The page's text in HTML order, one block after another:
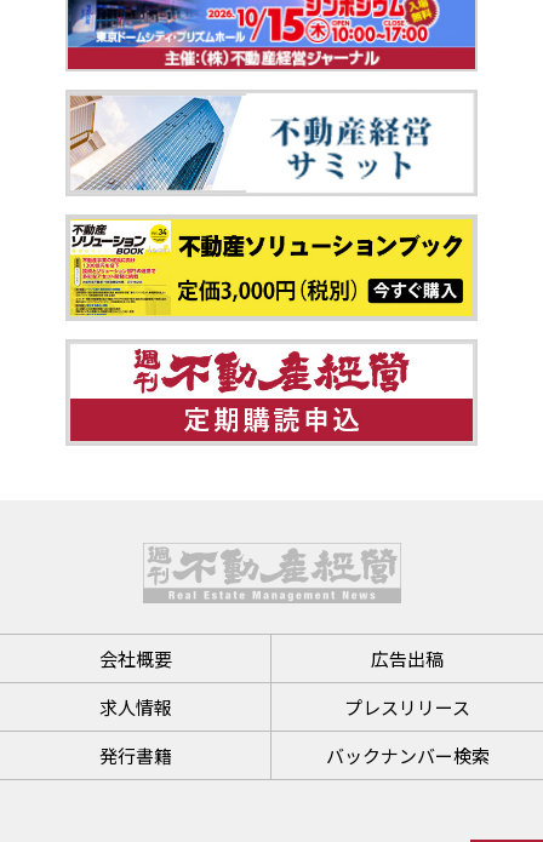
会社概要
広告出稿
求人情報
プレスリリース
発行書籍
バックナンバー検索